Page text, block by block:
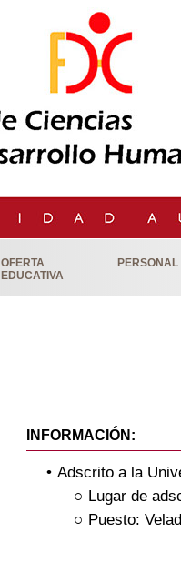
OFERTA
EDUCATIVA
PERSONAL
INFORMACIÓN:
Adscrito a la
Lugar de
Puesto: